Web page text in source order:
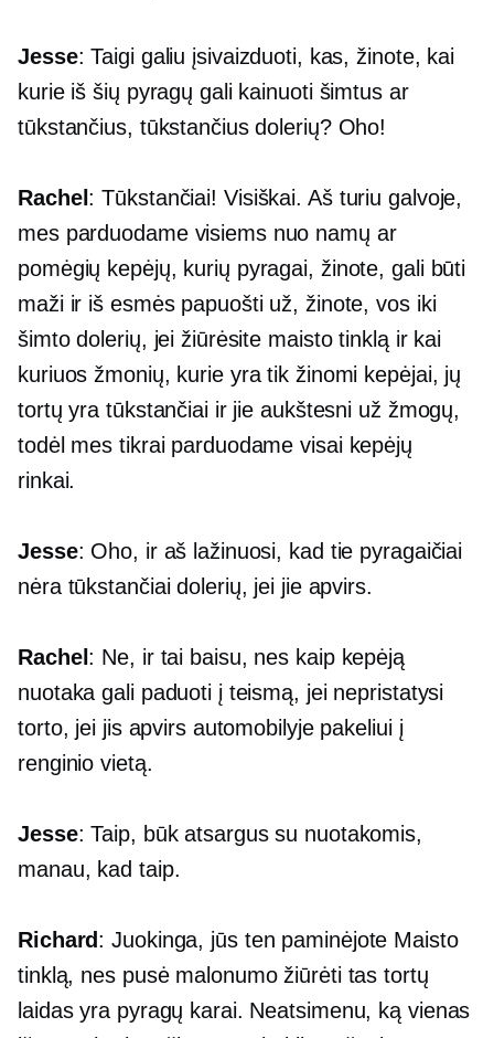
Jesse: Taigi galiu įsivaizduoti, kas, žinote, kai
kurie iš šių pyragų gali kainuoti šimtus ar
tūkstančius, tūkstančius dolerių? Oho!
Rachel : Tūkstančiai! Visiškai. Aš turiu galvoje,
mes parduodame visiems nuo namų ar
pomėgių kepėjų, kurių pyragai, žinote, gali būti
maži ir iš esmės papuošti už, žinote, vos iki
šimto dolerių, jei žiūrėsite maisto tinklą ir kai
kuriuos žmonių, kurie yra tik žinomi kepėjai, jų
tortų yra tūkstančiai ir jie aukštesni už žmogų,
todėl mes tikrai parduodame visai kepėjų
rinkai.
Jesse: Oho, ir aš lažinuosi, kad tie pyragaičiai
nėra tūkstančiai dolerių, jei jie apvirs.
Rachel : Ne, ir tai baisu, nes kaip kepėją
nuotaka gali paduoti į teismą, jei nepristatysi
torto, jei jis apvirs automobilyje pakeliui į
renginio vietą.
Jesse: Taip, būk atsargus su nuotakomis,
manau, kad taip.
Richard: Juokinga, jūs ten paminėjote Maisto
tinklą, nes pusė malonumo žiūrėti tas tortų
laidas yra pyragų karai. Neatsimenu, ką vienas